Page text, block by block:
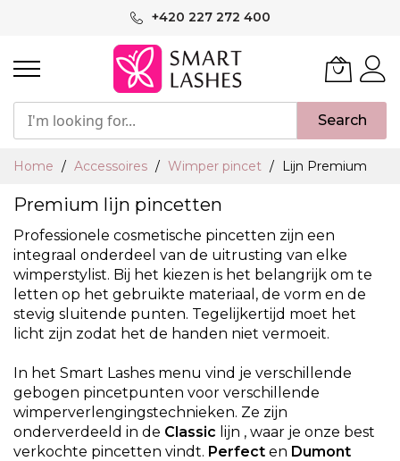
inhoud
+420 227 272 400
Search
Home Accessoires Wimper pincet Lijn Premium
Premium lijn pincetten
Professionele cosmetische pincetten zijn een
integraal onderdeel van de uitrusting van elke
wimperstylist. Bij het kiezen is het belangrijk om te
letten op het gebruikte materiaal, de vorm en de
stevig sluitende punten. Tegelijkertijd moet het
licht zijn zodat het de handen niet vermoeit.
In het Smart Lashes menu vind je verschillende
gebogen pincetpunten voor verschillende
wimperverlengingstechnieken. Ze zijn
onderverdeeld in de Classic lijn , waar je onze best
verkochte pincetten vindt. Perfect en Dumont